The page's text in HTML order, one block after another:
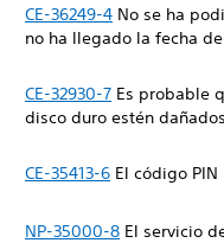
CE-36249-4 No se ha
no ha llegado la fecha
CE-32930-7 Es probable
disco duro estén
CE-35413-6 El código
NP-35000-8 El servicio